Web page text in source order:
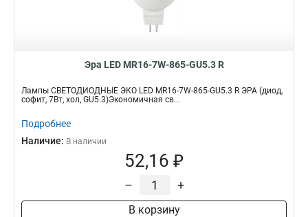
Эра LED MR16-7W-865-GU5.3 R
Лампы СВЕТОДИОДНЫЕ ЭКО LED MR16-7W-865-GU5.3 R ЭРА (диод,
софит, 7Вт, хол, GU5.3)Экономичная св...
Подробнее
Наличие: В наличии
52,16 ₽
– +
В корзину